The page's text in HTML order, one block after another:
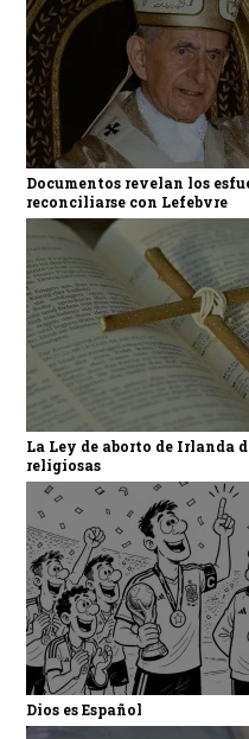
Documentos revelan los
reconciliarse con Lefebvre
La Ley de aborto de Irlanda
religiosas
Dios es Español